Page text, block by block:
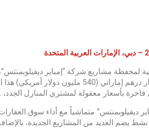
لمحفظة مشاريع شركة “إمباير
العربية المتحدة، 2 مليار درهم
بأسعار معقولة لمشتري المنازل
ديفيلوبمنتس” متماشياً مع أداء سوق
يضم العديد من المشاريع الجديدة،